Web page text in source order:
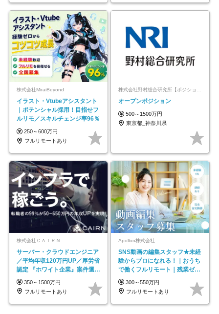
株式会社MiraiBeyond
イラスト・Vtubeアシスタント
｜ポテンシャル採用！目指せフ
ルリモ／スキルチェンジ率96％
250～600万円
フルリモートあり
株式会社野村総合研究所【ポジションマッチ登録】
オープンポジション
500～1500万円
東京都_神奈川県
株式会社ＣＡＩＲＮ
サーバー・クラウドエンジニア
／平均年収120万円UP／厚労省
認定 『ホワイト企業』案件選択
制度／年休129日
350～1500万円
フルリモートあり
Apollon株式会社
SNS動画の編集スタッフ★未経
験からプロになれる！｜おうち
で働くフルリモート｜残業ゼロ
で18時退勤◎
300～550万円
フルリモートあり